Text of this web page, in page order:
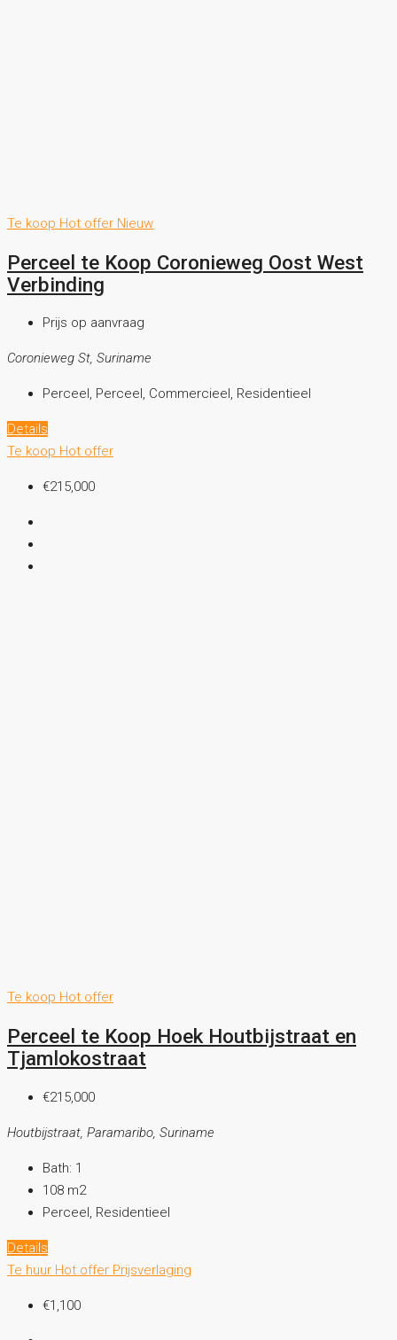
Te koop Hot offer Nieuw
Perceel te Koop Coronieweg Oost West
Verbinding
Prijs op aanvraag
Coronieweg St, Suriname
Perceel, Perceel, Commercieel, Residentieel
Details
Te koop Hot offer
€215,000
Te koop Hot offer
Perceel te Koop Hoek Houtbijstraat en
Tjamlokostraat
€215,000
Houtbijstraat, Paramaribo, Suriname
Bath: 1
108 m2
Perceel, Residentieel
Details
Te huur Hot offer Prijsverlaging
€1,100